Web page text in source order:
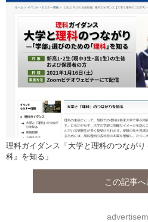
理科ガイダンス「大学と理科のつなが
科』を知る」
この記事へ